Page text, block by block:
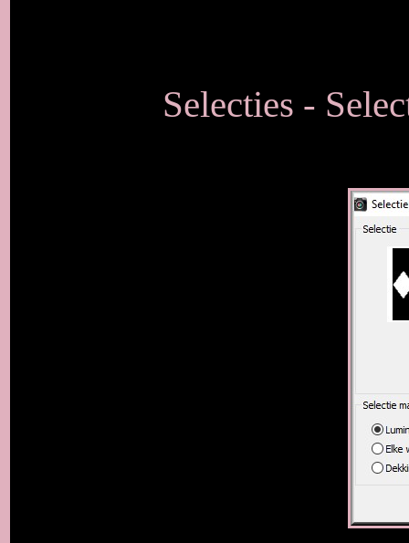
Selecties -